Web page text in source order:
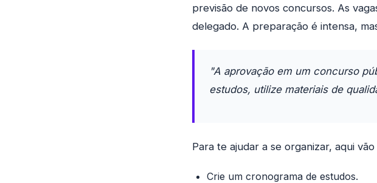
previsão de novos concursos. As
delegado. A preparação é intensa,
"A aprovação em um concurso
estudos, utilize materiais de
Para te ajudar a se organizar, aqui vão
Crie um cronograma de estudos.